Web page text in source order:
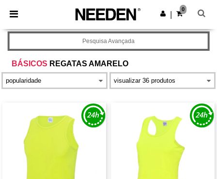
× App Needen
Melhores preços na app!
Obter app
0
BÁSICOS REGATAS AMARELO
Pesquisa Avançada